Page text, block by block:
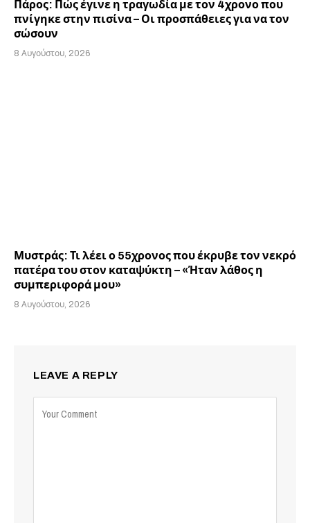
Πάρος: Πώς έγινε η τραγωδία με τον 4χρονο που
πνίγηκε στην πισίνα – Οι προσπάθειες για να τον
σώσουν
8 Αυγούστου, 2026
Μυστράς: Τι λέει ο 55χρονος που έκρυβε τον νεκρό
πατέρα του στον καταψύκτη – «Ήταν λάθος η
συμπεριφορά μου»
8 Αυγούστου, 2026
LEAVE A REPLY